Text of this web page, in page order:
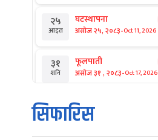
२५
आइत
घटस्थापना
असोज २५, २०८३-Oct 11, 2026
३१
शनि
फूलपाती
असोज ३१ , २०८३-Oct 17, 2026
१
आइत
कार्तिक सङ्क्रान्ति
कार्तिक १, २०८३
सिफारिस